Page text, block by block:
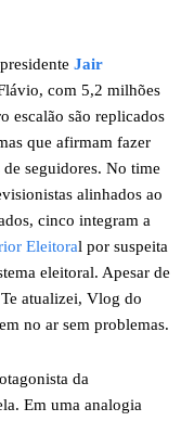
Jair
com 5,2 milhões
escalão são replicados
que afirmam fazer
seguidores. No time
alinhados ao
cinco integram a
Eleitoral por suspeita
eleitoral. Apesar de
atualizei, Vlog do
no ar sem problemas.
da
Em uma analogia